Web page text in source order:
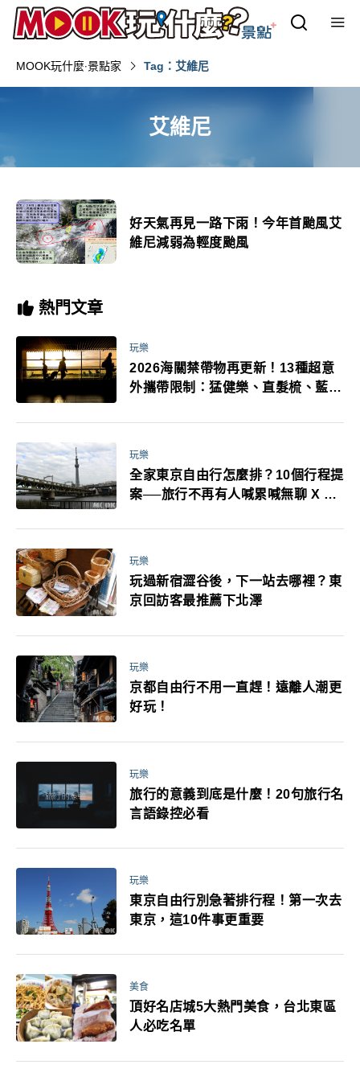
MOOK玩什麼‧景點家 Tag：艾維尼
艾維尼
好天氣再見一路下雨！今年首颱風艾
維尼減弱為輕度颱風
熱門文章
玩樂
2026海關禁帶物再更新！13種超意
外攜帶限制：猛健樂、直髮梳、藍牙
萬！注意事項一次看！
玩樂
全家東京自由行怎麼排？10個行程提
案──旅行不再有人喊累喊無聊 X 爸
玩樂
玩過新宿澀谷後，下一站去哪裡？東
京回訪客最推薦下北澤
玩樂
京都自由行不用一直趕！遠離人潮更
好玩！
玩樂
旅行的意義到底是什麼！20句旅行名
言語錄控必看
玩樂
東京自由行別急著排行程！第一次去
東京，這10件事更重要
美食
頂好名店城5大熱門美食，台北東區
人必吃名單